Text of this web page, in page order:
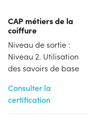
CAP métiers de la
coiffure
Niveau de sortie :
Niveau 2. Utilisation
des savoirs de base
Consulter la
certification